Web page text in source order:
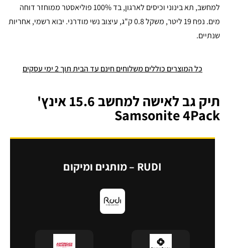
למחשב, תא בינוני וכיסים לארגון, בד 100% פוליאסטר ממוחזר דוחה
מים. נפח 19 ליטר, משקל 0.8 ק"ג, עיצוב נשי מודרני. יבוא רשמי, אחריות
שנתיים.
כל המוצרים כוללים משלוחים חינם עד הבית תוך 2 ימי עסקים
תיק גב לאישה למחשב 15.6 אינץ'
Samsonite 4Pack
RUDI – מותגים ומיקום